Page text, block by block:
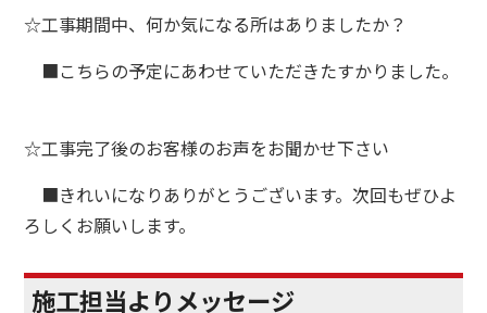
☆工事期間中、何か気になる所はありましたか？
■こちらの予定にあわせていただきたすかりました。
☆工事完了後のお客様のお声をお聞かせ下さい
■きれいになりありがとうございます。次回もぜひよ
ろしくお願いします。
施工担当よりメッセージ